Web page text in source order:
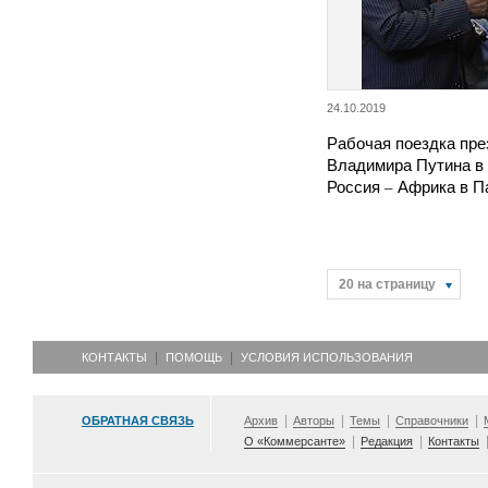
24.10.2019
Рабочая поездка
Владимира Путина
Россия – Африка в
20 на страницу
КОНТАКТЫ ПОМОЩЬ УСЛОВИЯ ИСПОЛЬЗОВАНИЯ
ОБРАТНАЯ СВЯЗЬ Архив Авторы Темы Справочники
О «Коммерсанте»
Редакция Контакты